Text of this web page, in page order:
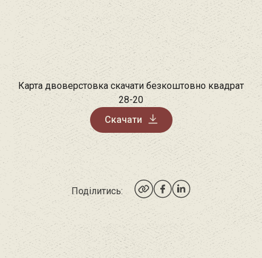
Карта двоверстовка скачати безкоштовно квадрат
28-20
Скачати
Поділитись: